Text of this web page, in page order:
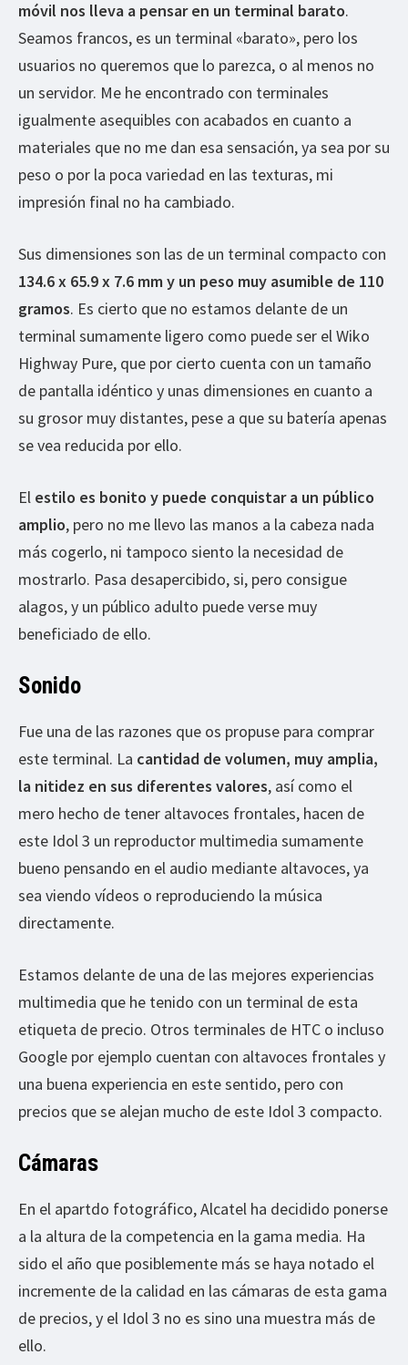
móvil nos lleva a pensar en un terminal barato.
Seamos francos, es un terminal «barato», pero los
usuarios no queremos que lo parezca, o al menos no
un servidor. Me he encontrado con terminales
igualmente asequibles con acabados en cuanto a
materiales que no me dan esa sensación, ya sea por su
peso o por la poca variedad en las texturas, mi
impresión final no ha cambiado.
Sus dimensiones son las de un terminal compacto con
134.6 x 65.9 x 7.6 mm y un peso muy asumible de 110
gramos. Es cierto que no estamos delante de un
terminal sumamente ligero como puede ser el Wiko
Highway Pure, que por cierto cuenta con un tamaño
de pantalla idéntico y unas dimensiones en cuanto a
su grosor muy distantes, pese a que su batería apenas
se vea reducida por ello.
El estilo es bonito y puede conquistar a un público
amplio, pero no me llevo las manos a la cabeza nada
más cogerlo, ni tampoco siento la necesidad de
mostrarlo. Pasa desapercibido, si, pero consigue
alagos, y un público adulto puede verse muy
beneficiado de ello.
Sonido
Fue una de las razones que os propuse para comprar
este terminal. La cantidad de volumen, muy amplia,
la nitidez en sus diferentes valores, así como el
mero hecho de tener altavoces frontales, hacen de
este Idol 3 un reproductor multimedia sumamente
bueno pensando en el audio mediante altavoces, ya
sea viendo vídeos o reproduciendo la música
directamente.
Estamos delante de una de las mejores experiencias
multimedia que he tenido con un terminal de esta
etiqueta de precio. Otros terminales de HTC o incluso
Google por ejemplo cuentan con altavoces frontales y
una buena experiencia en este sentido, pero con
precios que se alejan mucho de este Idol 3 compacto.
Cámaras
En el apartdo fotográfico, Alcatel ha decidido ponerse
a la altura de la competencia en la gama media. Ha
sido el año que posiblemente más se haya notado el
incremente de la calidad en las cámaras de esta gama
de precios, y el Idol 3 no es sino una muestra más de
ello.